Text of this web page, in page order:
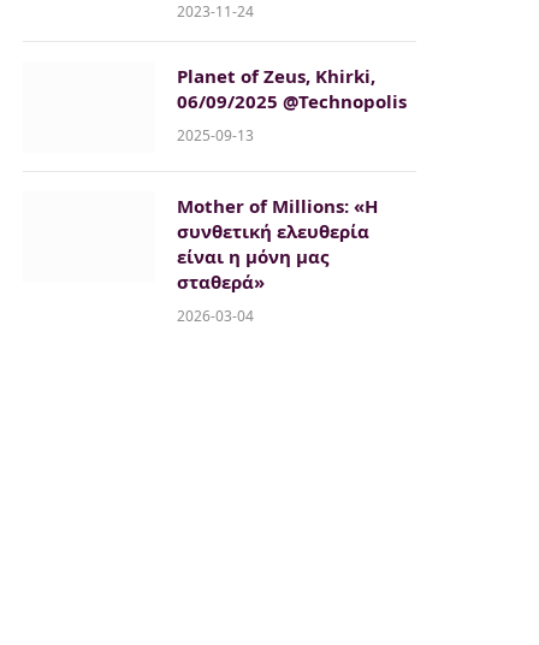
2023-11-24
Planet of Zeus, Khirki,
06/09/2025 @Technopolis
2025-09-13
Mother of Millions: «Η
συνθετική ελευθερία
είναι η μόνη μας
σταθερά»
2026-03-04